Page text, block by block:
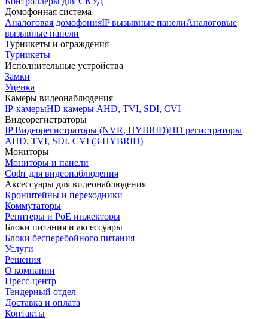
Домофонная система
Аналоговая домофонияIP вызывные панелиАналоговые
вызывные панели
Турникеты и ограждения
Турникеты
Исполнительные устройства
Замки
Уценка
Камеры видеонаблюдения
IP-камерыHD камеры AHD, TVI, SDI, CVI
Видеорегистраторы
IP Видеорегистраторы (NVR, HYBRID)HD регистраторы
AHD, TVI, SDI, CVI (3-HYBRID)
Мониторы
Мониторы и панели
Софт для видеонаблюдения
Аксессуары для видеонаблюдения
Кронштейны и переходники
Коммутаторы
Репитеры и PoE инжекторы
Блоки питания и аксессуары
Блоки бесперебойного питания
Услуги
Решения
О компании
Пресс-центр
Тендерный отдел
Доставка и оплата
Контакты